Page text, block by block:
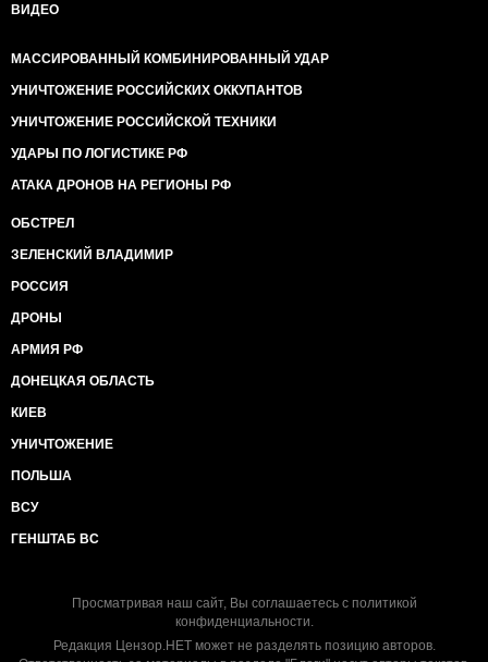
ВИДЕО
МАССИРОВАННЫЙ КОМБИНИРОВАННЫЙ УДАР
УНИЧТОЖЕНИЕ РОССИЙСКИХ ОККУПАНТОВ
УНИЧТОЖЕНИЕ РОССИЙСКОЙ ТЕХНИКИ
УДАРЫ ПО ЛОГИСТИКЕ РФ
АТАКА ДРОНОВ НА РЕГИОНЫ РФ
ОБСТРЕЛ
ЗЕЛЕНСКИЙ ВЛАДИМИР
РОССИЯ
ДРОНЫ
АРМИЯ РФ
ДОНЕЦКАЯ ОБЛАСТЬ
КИЕВ
УНИЧТОЖЕНИЕ
ПОЛЬША
ВСУ
ГЕНШТАБ ВС
Просматривая наш сайт, Вы соглашаетесь с политикой
конфиденциальности.
Редакция Цензор.НЕТ может не разделять позицию авторов.